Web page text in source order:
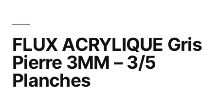
FLUX ACRYLIQUE Gris
Pierre 3MM – 3/5
Planches